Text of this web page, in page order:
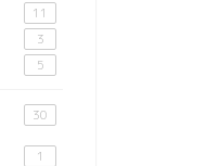
11
3
5
30
1